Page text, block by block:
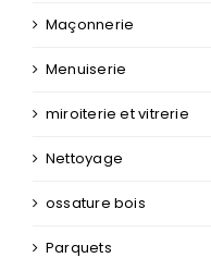
Maçonnerie
Menuiserie
miroiterie et vitrerie
Nettoyage
ossature bois
Parquets